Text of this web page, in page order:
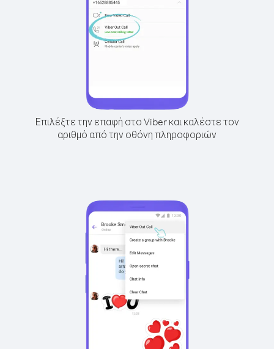
Επιλέξτε την επαφή στο Viber και καλέστε τον
αριθμό από την οθόνη πληροφοριών